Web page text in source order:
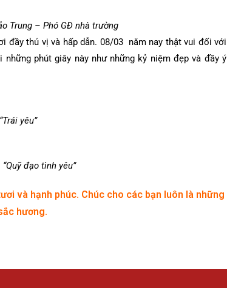
Trung – Phó GĐ nhà trường
đầy thú vị và hấp dẫn. 08/03 năm nay thật vui đối với
phút giây này như những kỷ niệm đẹp và đầy ý
yêu”
đạo tình yêu”
và hạnh phúc. Chúc cho các bạn luôn là những
hương.